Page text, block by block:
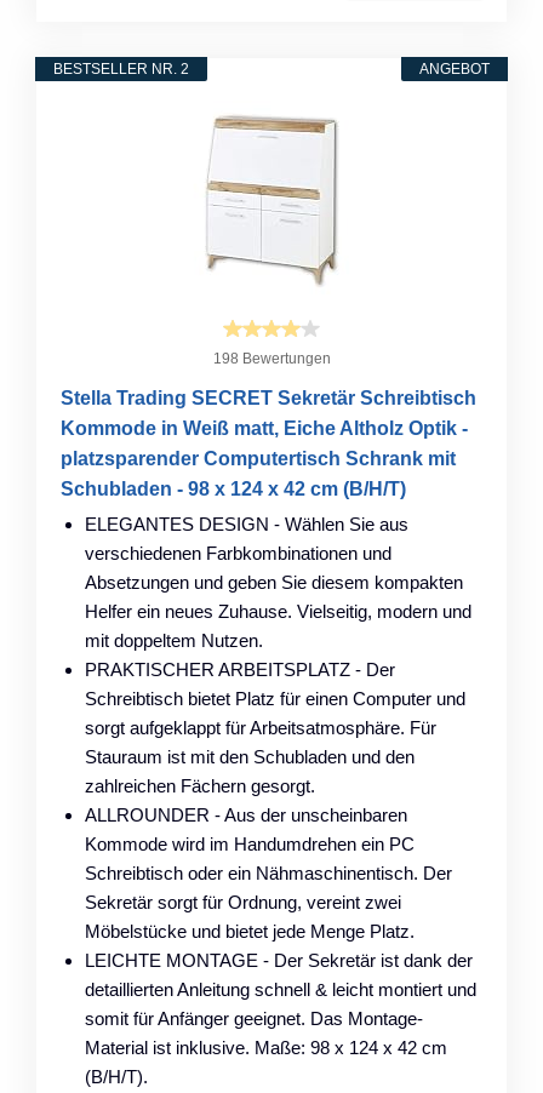
ANGEBOT
BESTSELLER NR. 2
198 Bewertungen
Stella Trading SECRET Sekretär Schreibtisch
Kommode in Weiß matt, Eiche Altholz Optik -
platzsparender Computertisch Schrank mit
Schubladen - 98 x 124 x 42 cm (B/H/T)
ELEGANTES DESIGN - Wählen Sie aus
verschiedenen Farbkombinationen und
Absetzungen und geben Sie diesem kompakten
Helfer ein neues Zuhause. Vielseitig, modern und
mit doppeltem Nutzen.
PRAKTISCHER ARBEITSPLATZ - Der
Schreibtisch bietet Platz für einen Computer und
sorgt aufgeklappt für Arbeitsatmosphäre. Für
Stauraum ist mit den Schubladen und den
zahlreichen Fächern gesorgt.
ALLROUNDER - Aus der unscheinbaren
Kommode wird im Handumdrehen ein PC
Schreibtisch oder ein Nähmaschinentisch. Der
Sekretär sorgt für Ordnung, vereint zwei
Möbelstücke und bietet jede Menge Platz.
LEICHTE MONTAGE - Der Sekretär ist dank der
detaillierten Anleitung schnell & leicht montiert und
somit für Anfänger geeignet. Das Montage-
Material ist inklusive. Maße: 98 x 124 x 42 cm
(B/H/T).